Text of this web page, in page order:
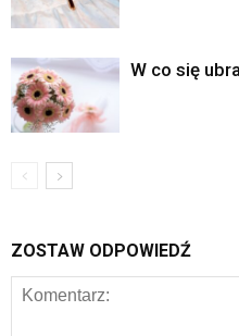
W co się
ZOSTAW ODPOWIEDŹ